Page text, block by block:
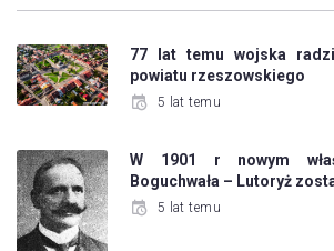
77 lat temu wojska
powiatu rzeszowskiego
5 lat temu
W 1901 r nowym
Boguchwała – Lutoryż
5 lat temu